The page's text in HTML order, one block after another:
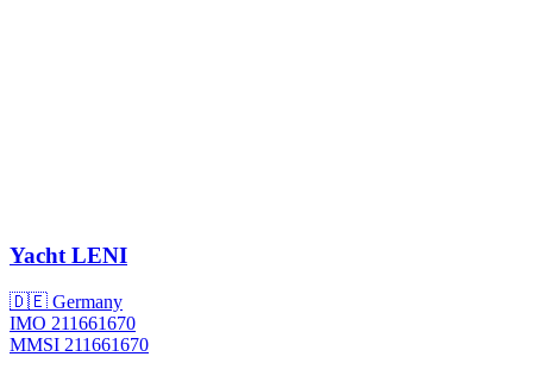
Yacht LENI
🇩🇪 Germany
IMO 211661670
MMSI 211661670